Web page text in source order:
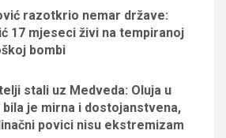
razotkrio nemar države:
17 mjeseci živi na tempiranoj
bombi
stali uz Medveda: Oluja u
bila je mirna i dostojanstvena,
povici nisu ekstremizam